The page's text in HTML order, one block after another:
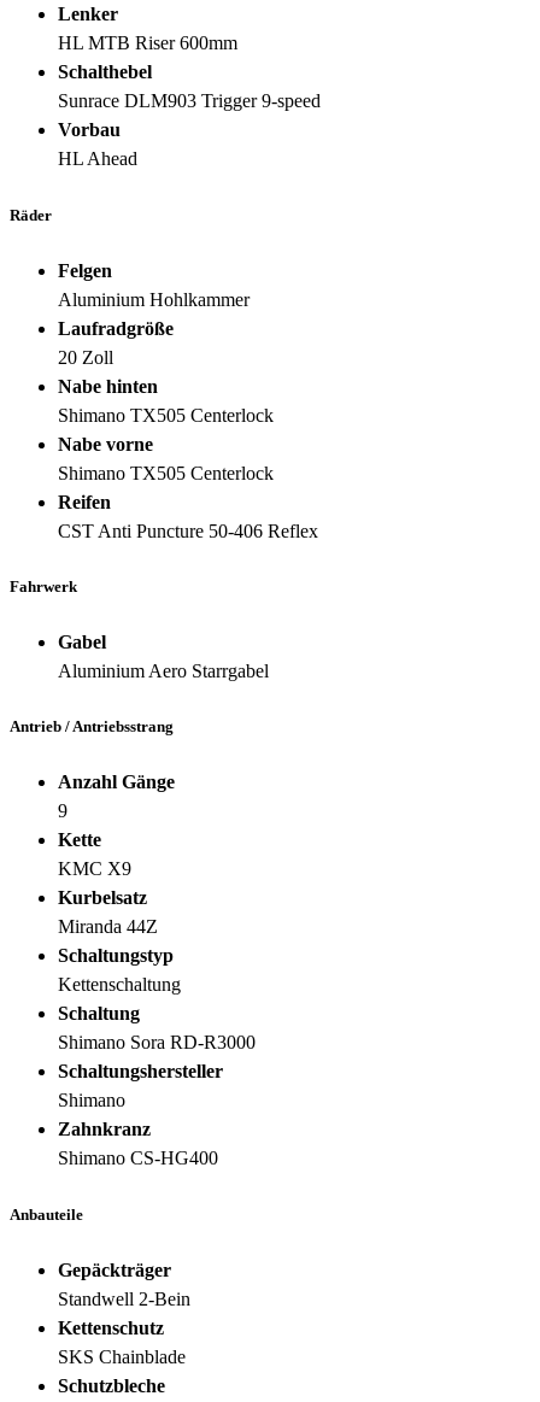
Lenker
HL MTB Riser 600mm
Schalthebel
Sunrace DLM903 Trigger 9-speed
Vorbau
HL Ahead
Räder
Felgen
Aluminium Hohlkammer
Laufradgröße
20 Zoll
Nabe hinten
Shimano TX505 Centerlock
Nabe vorne
Shimano TX505 Centerlock
Reifen
CST Anti Puncture 50-406 Reflex
Fahrwerk
Gabel
Aluminium Aero Starrgabel
Antrieb / Antriebsstrang
Anzahl Gänge
9
Kette
KMC X9
Kurbelsatz
Miranda 44Z
Schaltungstyp
Kettenschaltung
Schaltung
Shimano Sora RD-R3000
Schaltungshersteller
Shimano
Zahnkranz
Shimano CS-HG400
Anbauteile
Gepäckträger
Standwell 2-Bein
Kettenschutz
SKS Chainblade
Schutzbleche